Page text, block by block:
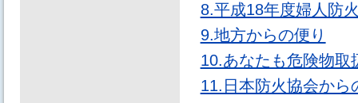
8.平成18年度婦人防
9.地方からの便り
10.あなたも危険物取
11.日本防火協会から